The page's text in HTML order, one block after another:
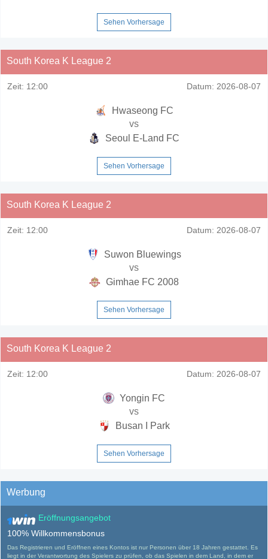
Sehen Vorhersage
South Korea K League 2
Zeit: 12:00 Datum: 2026-08-07
Hwaseong FC
vs
Seoul E-Land FC
Sehen Vorhersage
South Korea K League 2
Zeit: 12:00 Datum: 2026-08-07
Suwon Bluewings
vs
Gimhae FC 2008
Sehen Vorhersage
South Korea K League 2
Zeit: 12:00 Datum: 2026-08-07
Yongin FC
vs
Busan I Park
Sehen Vorhersage
Werbung
Eröffnungsangebot
100% Willkommensbonus
Das Registrieren und Eröffnen eines Kontos ist nur Personen über 18 Jahren gestattet. Es
liegt in der Verantwortung des Spielers zu prüfen, ob das Spielen in dem Land, in dem er